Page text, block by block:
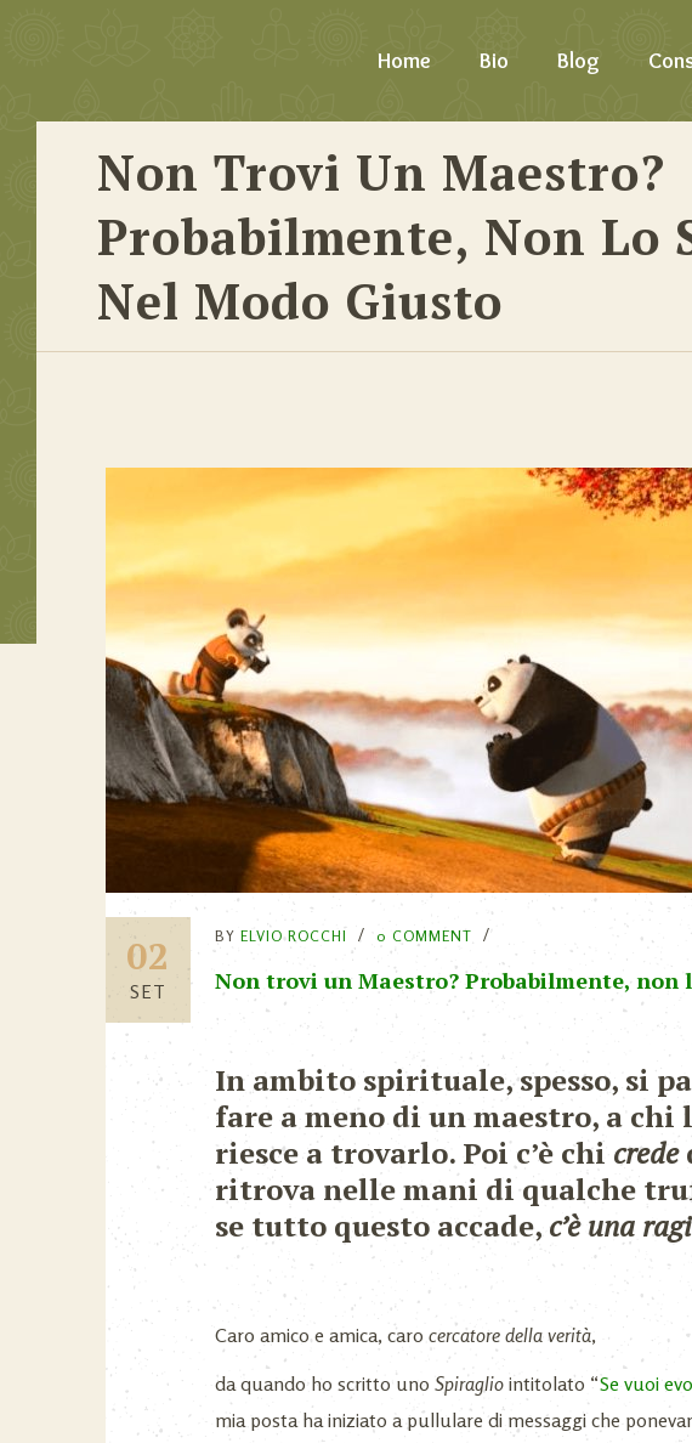
Home Bio Blog
Non Trovi Un Maestro?
Probabilmente, Non Lo
Nel Modo Giusto
02
SET
BY ELVIO ROCCHI 0 COMMENT
Non trovi un Maestro? Probabilmente, non
In ambito spirituale, spesso, si
fare a meno di un maestro, a
riesce a trovarlo. Poi c’è chi crede
ritrova nelle mani di qualche
se tutto questo accade, c’è una
Caro amico e amica, caro cercatore della verità,
da quando ho scritto uno Spiraglio intitolato “Se vuoi
mia posta ha iniziato a pullulare di messaggi che